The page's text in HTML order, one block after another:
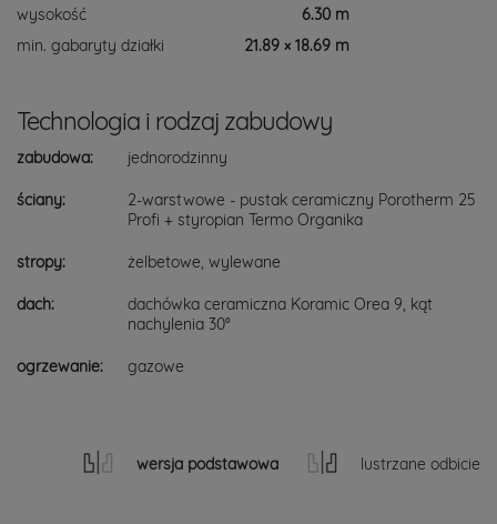
wysokość
6.30 m
min. gabaryty działki
21.89 × 18.69 m
Technologia i rodzaj zabudowy
zabudowa: jednorodzinny
ściany:
2-warstwowe - pustak ceramiczny Porotherm 25
Profi + styropian Termo Organika
stropy: żelbetowe, wylewane
dach:
dachówka ceramiczna Koramic Orea 9, kąt
nachylenia 30°
ogrzewanie: gazowe
wersja podstawowa lustrzane odbicie